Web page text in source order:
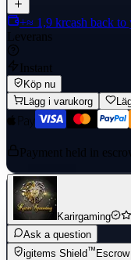
+≈ 1,9 krcash back
Leverans
Instant
Köp nu
Lägg i varukorg
Payment held in
Karirgaming
Ask a question
igitems Shield™